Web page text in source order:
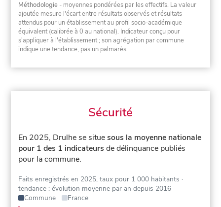
Méthodologie - moyennes pondérées par les effectifs. La valeur
ajoutée mesure l'écart entre résultats observés et résultats
attendus pour un établissement au profil socio-académique
équivalent (calibrée à 0 au national). Indicateur conçu pour
s'appliquer à l'établissement ; son agrégation par commune
indique une tendance, pas un palmarès.
Sécurité
En 2025, Drulhe se situesous la moyenne nationale
pour 1 des 1 indicateurs de délinquance publiés
pour la commune.
Faits enregistrés en 2025, taux pour 1 000 habitants ·
tendance : évolution moyenne par an depuis 2016
Commune
France